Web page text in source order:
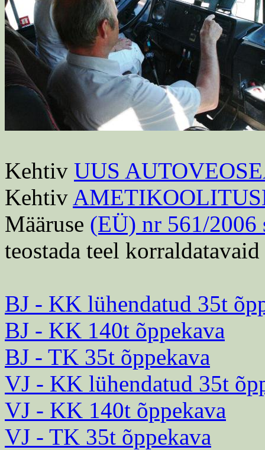
Kehtiv UUS
Kehtiv
Määruse (EÜ) nr 561/2006
teostada teel
BJ - KK lühendatud 35t
BJ - KK 140t õppekava
BJ - TK 35t õppekava
VJ - KK lühendatud 35t
VJ - KK 140t õppekava
VJ - TK 35t õppekava